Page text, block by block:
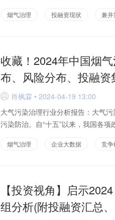
烟气治理 投融资现状 兼并
收藏！2024年中国烟
布、风险分布、投融资
D 肖枫霖 • 2024-04-19 13:00
大气污染治理行业分析报告：大气
污染防治。自“十五”以来，我国各
烟气治理 企业大数据 竞争
【投资视角】启示
组分析(附投融资汇总